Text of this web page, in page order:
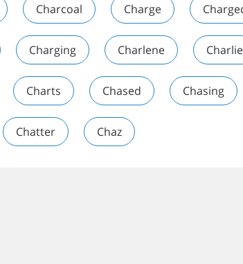
Charcoal Charge
Charging Charlene Charlie
Charts Chased Chasing
Chatter Chaz